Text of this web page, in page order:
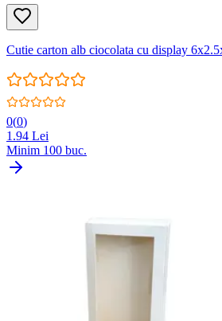
Cutie carton alb ciocolata cu display
0(0)
1.94 Lei
Minim 100 buc.